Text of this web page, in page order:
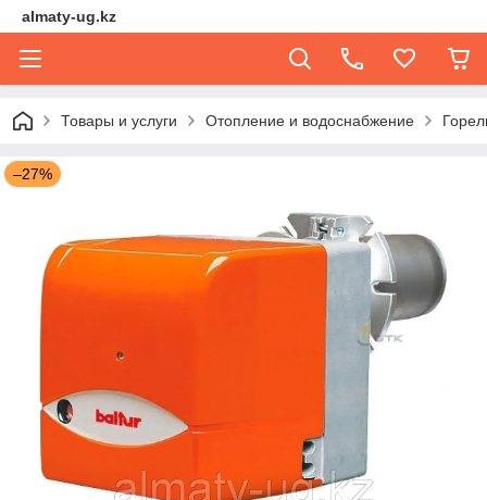
almaty-ug.kz
Товары и услуги Отопление и водоснабжение
–27%